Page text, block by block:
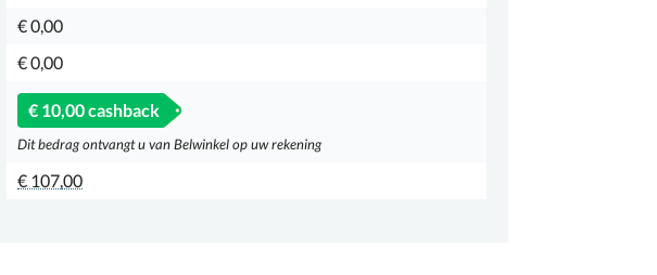
€ 0,00
€ 0,00
€ 10,00 cashback
Dit bedrag ontvangt u van Belwinkel op uw rekening
€ 107,00